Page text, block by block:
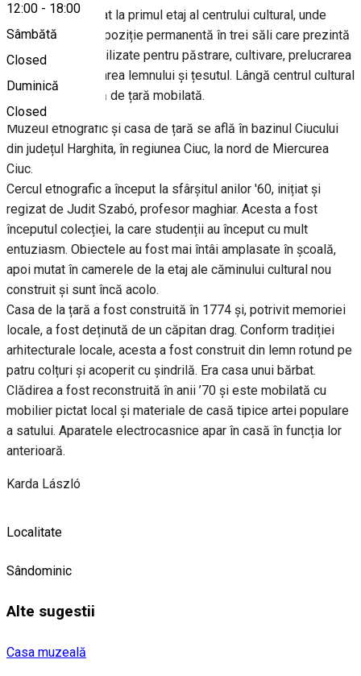
12:00 - 18:00
Sâmbătă
Closed
Duminică
Closed
Muzeul este situat la primul etaj al centrului cultural, unde
puteți vedea o expoziție permanentă în trei săli care prezintă
unelte și unelte utilizate pentru păstrare, cultivare, prelucrarea
lemnului, exploatarea lemnului și țesutul. Lângă centrul cultural
există o altă casă de țară mobilată.
Muzeul etnografic și casa de țară se află în bazinul Ciucului
din județul Harghita, în regiunea Ciuc, la nord de Miercurea
Ciuc.
Cercul etnografic a început la sfârșitul anilor '60, inițiat și
regizat de Judit Szabó, profesor maghiar. Acesta a fost
începutul colecției, la care studenții au început cu mult
entuziasm. Obiectele au fost mai întâi amplasate în școală,
apoi mutat în camerele de la etaj ale căminului cultural nou
construit și sunt încă acolo.
Casa de la țară a fost construită în 1774 și, potrivit memoriei
locale, a fost deținută de un căpitan drag. Conform tradiției
arhitecturale locale, acesta a fost construit din lemn rotund pe
patru colțuri și acoperit cu șindrilă. Era casa unui bărbat.
Clădirea a fost reconstruită în anii ’70 și este mobilată cu
mobilier pictat local și materiale de casă tipice artei populare
a satului. Aparatele electrocasnice apar în casă în funcția lor
anterioară.
Karda László
Localitate
Sândominic
Alte sugestii
Casa muzeală